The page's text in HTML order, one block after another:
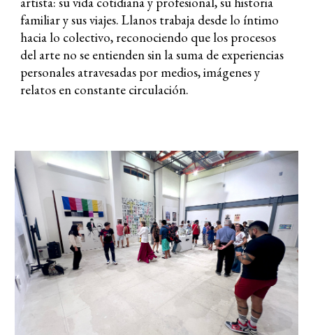
familiar y sus viajes. Llanos trabaja desde lo íntimo
hacia lo colectivo, reconociendo que los procesos
del arte no se entienden sin la suma de experiencias
personales atravesadas por medios, imágenes y
relatos en constante circulación.